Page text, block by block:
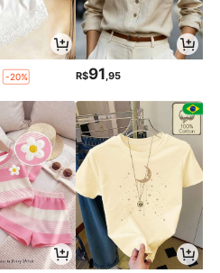
-20% R$91,95